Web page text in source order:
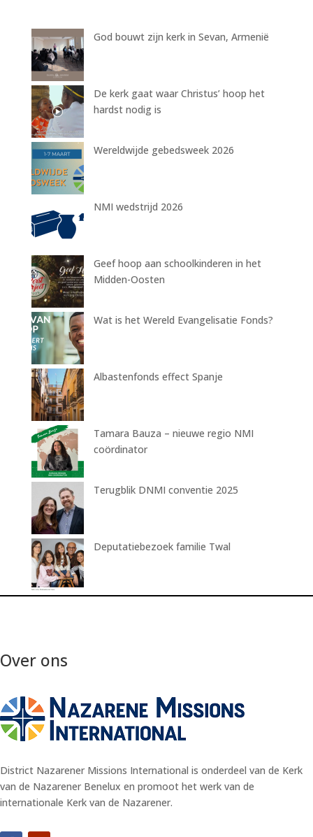
God bouwt zijn kerk in Sevan, Armenië
De kerk gaat waar Christus’ hoop het
hardst nodig is
Wereldwijde gebedsweek 2026
NMI wedstrijd 2026
Geef hoop aan schoolkinderen in het
Midden-Oosten
Wat is het Wereld Evangelisatie Fonds?
Albastenfonds effect Spanje
Tamara Bauza – nieuwe regio NMI
coördinator
Terugblik DNMI conventie 2025
Deputatiebezoek familie Twal
Over ons
District Nazarener Missions International is onderdeel van de Kerk
van de Nazarener Benelux en promoot het werk van de
internationale Kerk van de Nazarener.